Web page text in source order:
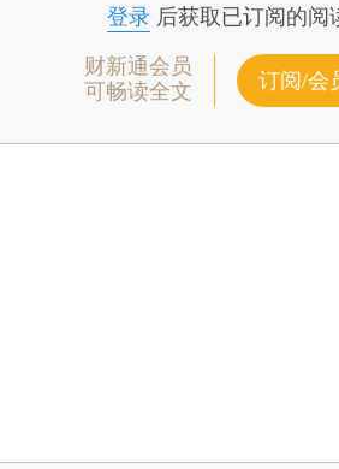
登录后获取已订阅的阅
财新通会员
可畅读全文
订阅/会